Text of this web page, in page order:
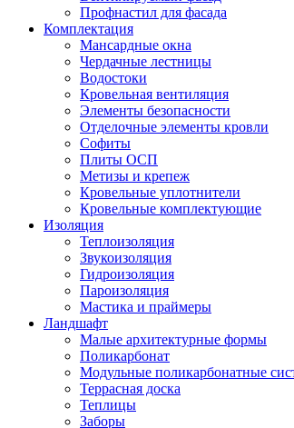
Профнастил для фасада
Комплектация
Мансардные окна
Чердачные лестницы
Водостоки
Кровельная вентиляция
Элементы безопасности
Отделочные элементы кровли
Софиты
Плиты ОСП
Метизы и крепеж
Кровельные уплотнители
Кровельные комплектующие
Изоляция
Теплоизоляция
Звукоизоляция
Гидроизоляция
Пароизоляция
Мастика и праймеры
Ландшафт
Малые архитектурные формы
Поликарбонат
Модульные поликарбонатные
Террасная доска
Теплицы
Заборы